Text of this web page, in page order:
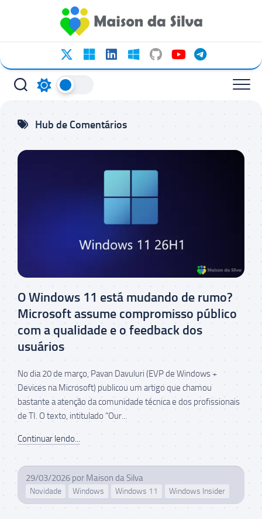
conteúdo
Hub de Comentários
O Windows 11 está mudando de rumo?
Microsoft assume compromisso público
com a qualidade e o feedback dos
usuários
No dia 20 de março, Pavan Davuluri (EVP de Windows +
Devices na Microsoft) publicou um artigo que chamou
bastante a atenção da comunidade técnica e dos profissionais
de TI. O texto, intitulado “Our...
Continuar lendo...
29/03/2026 por Maison da Silva
Novidade Windows Windows 11 Windows Insider